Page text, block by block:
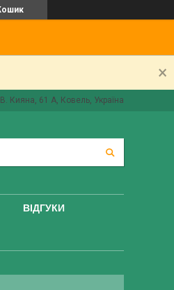
Кияна, 61 А, Ковель, Україна
ВІДГУКИ